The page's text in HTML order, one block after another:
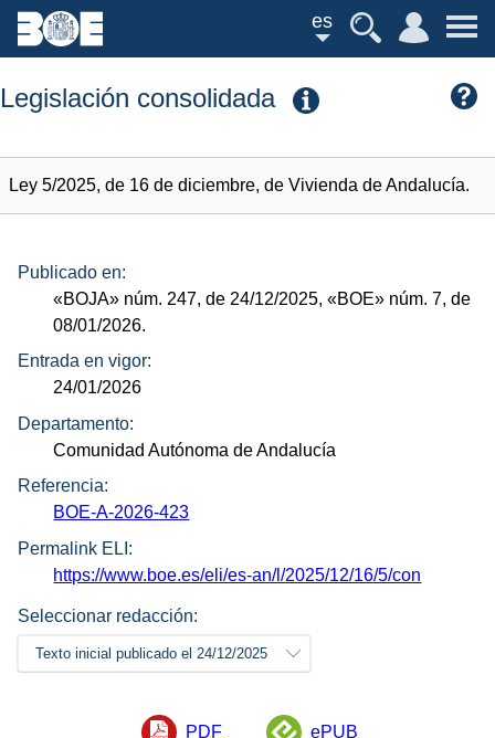
es
Legislación consolidada
Ley 5/2025, de 16 de diciembre, de Vivienda de Andalucía.
Publicado en:
«BOJA» núm. 247, de 24/12/2025,«BOE» núm. 7, de
08/01/2026.
Entrada en vigor:
24/01/2026
Departamento:
Comunidad Autónoma de Andalucía
Referencia:
BOE-A-2026-423
Permalink ELI:
https://www.boe.es/eli/es-an/l/2025/12/16/5/con
Seleccionar redacción:
Texto inicial publicado el 24/12/2025
PDF ePUB